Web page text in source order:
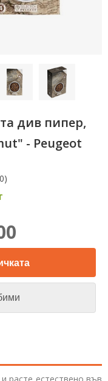
див пипер,
- Peugeot